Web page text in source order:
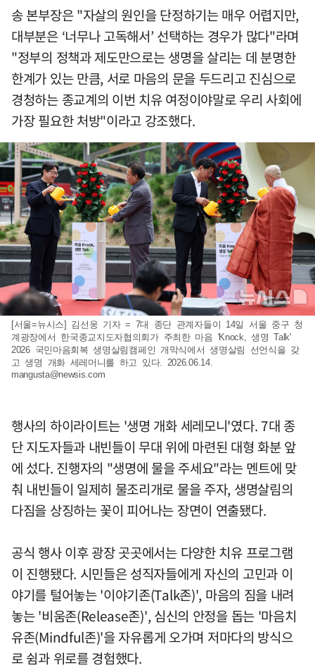
송 본부장은 "자살의 원인을 단정하기는 매우 어렵지만,
대부분은 ‘너무나 고독해서’ 선택하는 경우가 많다"라며
"정부의 정책과 제도만으로는 생명을 살리는 데 분명한
한계가 있는 만큼, 서로 마음의 문을 두드리고 진심으로
경청하는 종교계의 이번 치유 여정이야말로 우리 사회에
가장 필요한 처방"이라고 강조했다.
[서울=뉴시스] 김선웅 기자 = 7대 종단 관계자들이 14일 서울 중구 청
계광장에서 한국종교지도자협의회가 주최한 마음 'Knock, 생명 Talk'
2026 국민마음회복 생명살림캠페인 개막식에서 생명살림 선언식을 갖
고 생명 개화 세레머니를 하고 있다. 2026.06.14.
mangusta@newsis.com
행사의 하이라이트는 '생명 개화 세레모니'였다. 7대 종
단 지도자들과 내빈들이 무대 위에 마련된 대형 화분 앞
에 섰다. 진행자의 "생명에 물을 주세요"라는 멘트에 맞
춰 내빈들이 일제히 물조리개로 물을 주자, 생명살림의
다짐을 상징하는 꽃이 피어나는 장면이 연출됐다.
공식 행사 이후 광장 곳곳에서는 다양한 치유 프로그램
이 진행됐다. 시민들은 성직자들에게 자신의 고민과 이
야기를 털어놓는 '이야기존(Talk존)', 마음의 짐을 내려
놓는 '비움존(Release존)', 심신의 안정을 돕는 '마음치
유존(Mindful존)'을 자유롭게 오가며 저마다의 방식으
로 쉼과 위로를 경험했다.